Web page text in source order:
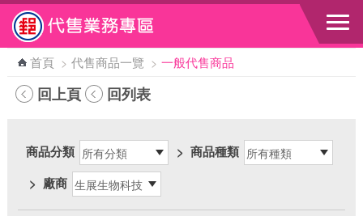
跳到主要內容區塊
首頁 > 代售商品一覽 > 一般代售商品
回上頁 回列表
商品分類 > 商品種類
> 廠商